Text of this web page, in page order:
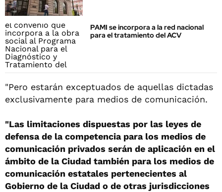
PAMI se incorpora a la red nacional
para el tratamiento del ACV
"Pero estarán exceptuados de aquellas dictadas
exclusivamente para medios de comunicación.
"Las limitaciones dispuestas por las leyes de
defensa de la competencia para los medios de
comunicación privados serán de aplicación en el
ámbito de la Ciudad también para los medios de
comunicación estatales pertenecientes al
Gobierno de la Ciudad o de otras jurisdicciones